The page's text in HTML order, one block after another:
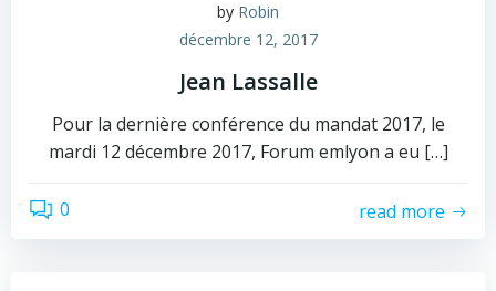
by Robin
décembre 12, 2017
Jean Lassalle
Pour la dernière conférence du mandat 2017, le
mardi 12 décembre 2017, Forum emlyon a eu […]
0 read more